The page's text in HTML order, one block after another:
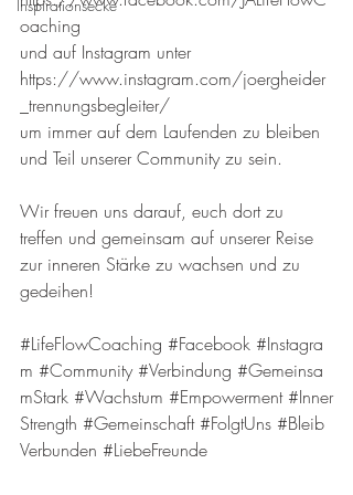
Inspirationsecke
oaching
und auf Instagram unter
https://www.instagram.com/joergheider
_trennungsbegleiter/
um immer auf dem Laufenden zu bleiben
und Teil unserer Community zu sein.
Wir freuen uns darauf, euch dort zu
treffen und gemeinsam auf unserer Reise
zur inneren Stärke zu wachsen und zu
gedeihen!
#LifeFlowCoaching #Facebook #Instagra
m #Community #Verbindung #Gemeinsa
mStark #Wachstum #Empowerment #Inner
Strength #Gemeinschaft #FolgtUns #Bleib
Verbunden #LiebeFreunde